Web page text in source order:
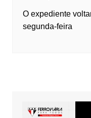
O expediente
segunda-feira